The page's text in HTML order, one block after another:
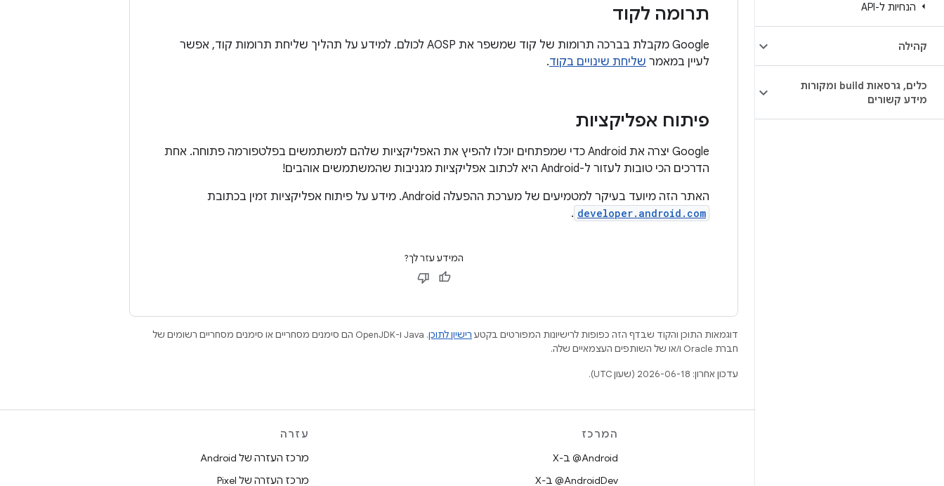
הנחיות ל-API
קהילה
כלים,
גרסאות build ומקורות
מידע קשורים
תרומה לקוד
‫Google מקבלת בברכה תרומות של קוד שמשפר את AOSP לכולם. למידע על תהליך שליחת תרומות קוד, אפשר
לעיין במאמר שליחת שינויים בקוד.
פיתוח אפליקציות
‫Google יצרה את Android כדי שמפתחים יוכלו להפיץ את האפליקציות שלהם למשתמשים בפלטפורמה פתוחה. אחת
הדרכים הכי טובות לעזור ל-Android היא לכתוב אפליקציות מגניבות שהמשתמשים אוהבים!
האתר הזה מיועד בעיקר למטמיעים של מערכת ההפעלה Android. מידע על פיתוח אפליקציות זמין בכתובת
developer.android.com
.
המידע עזר לך?
דוגמאות התוכן והקוד שבדף הזה כפופות לרישיונות המפורטים בקטע רישיון לתוכן
.‏ Java ו-OpenJDK הם סימנים מסחריים או סימנים מסחריים רשומים של
חברת Oracle ו/או של השותפים העצמאיים שלה.
עדכון אחרון: 2026-06-18 (שעון UTC).
המרכז
‫‎@Android ב-X
‫‎@AndroidDev ב-X
עזרה
מרכז העזרה של Android
מרכז העזרה של Pixel